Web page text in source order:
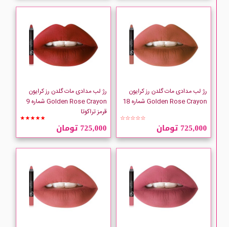
رژ لب مدادی مات گلدن رز کرایون
Golden Rose Crayon شماره 18
☆☆☆☆☆
725,000 تومان
رژ لب مدادی مات گلدن رز کرایون
Golden Rose Crayon شماره 9
قرمز تراکوتا
★★★★★
725,000 تومان